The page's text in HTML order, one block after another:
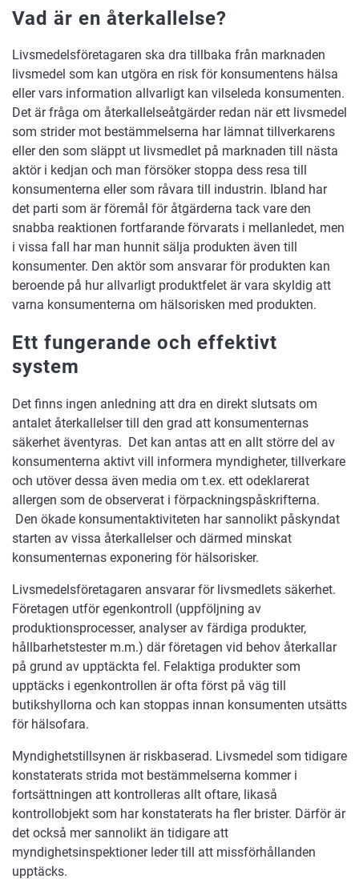
Vad är en återkallelse?
Livsmedelsföretagaren ska dra tillbaka från marknaden
livsmedel som kan utgöra en risk för konsumentens hälsa
eller vars information allvarligt kan vilseleda konsumenten.
Det är fråga om återkallelseåtgärder redan när ett livsmedel
som strider mot bestämmelserna har lämnat tillverkarens
eller den som släppt ut livsmedlet på marknaden till nästa
aktör i kedjan och man försöker stoppa dess resa till
konsumenterna eller som råvara till industrin. Ibland har
det parti som är föremål för åtgärderna tack vare den
snabba reaktionen fortfarande förvarats i mellanledet, men
i vissa fall har man hunnit sälja produkten även till
konsumenter. Den aktör som ansvarar för produkten kan
beroende på hur allvarligt produktfelet är vara skyldig att
varna konsumenterna om hälsorisken med produkten.
Ett fungerande och effektivt
system
Det finns ingen anledning att dra en direkt slutsats om
antalet återkallelser till den grad att konsumenternas
säkerhet äventyras. Det kan antas att en allt större del av
konsumenterna aktivt vill informera myndigheter, tillverkare
och utöver dessa även media om t.ex. ett odeklarerat
allergen som de observerat i förpackningspåskrifterna.
Den ökade konsumentaktiviteten har sannolikt påskyndat
starten av vissa återkallelser och därmed minskat
konsumenternas exponering för hälsorisker.
Livsmedelsföretagaren ansvarar för livsmedlets säkerhet.
Företagen utför egenkontroll (uppföljning av
produktionsprocesser, analyser av färdiga produkter,
hållbarhetstester m.m.) där företagen vid behov återkallar
på grund av upptäckta fel. Felaktiga produkter som
upptäcks i egenkontrollen är ofta först på väg till
butikshyllorna och kan stoppas innan konsumenten utsätts
för hälsofara.
Myndighetstillsynen är riskbaserad. Livsmedel som tidigare
konstaterats strida mot bestämmelserna kommer i
fortsättningen att kontrolleras allt oftare, likaså
kontrollobjekt som har konstaterats ha fler brister. Därför är
det också mer sannolikt än tidigare att
myndighetsinspektioner leder till att missförhållanden
upptäcks.